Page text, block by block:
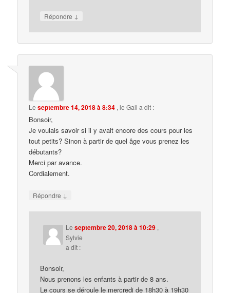
Répondre ↓
Leseptembre 14, 2018 à 8:34 ,le Gall a dit :
Bonsoir,
Je voulais savoir si il y avait encore des cours pour les
tout petits? Sinon à partir de quel âge vous prenez les
débutants?
Merci par avance.
Cordialement.
Répondre ↓
Leseptembre 20, 2018 à 10:29 ,
Sylvie
a dit :
Bonsoir,
Nous prenons les enfants à partir de 8 ans.
Le cours se déroule le mercredi de 18h30 à 19h30